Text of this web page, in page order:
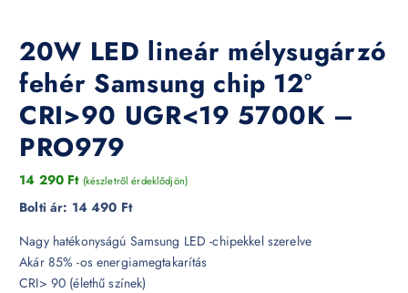
20W LED lineár mélysugárzó
fehér Samsung chip 12°
CRI>90 UGR<19 5700K –
PRO979
14 290 Ft (készletről érdeklődjön)
Bolti ár: 14 490 Ft
Nagy hatékonyságú Samsung LED -chipekkel szerelve
Akár 85% -os energiamegtakarítás
CRI> 90 (élethű színek)